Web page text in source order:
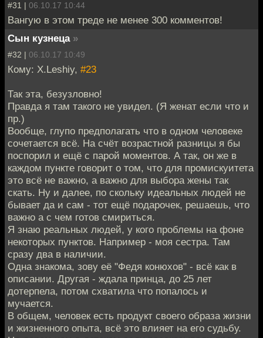
#31 | 06.10.17 10:44
Вангую в этом треде не менее 300 комментов!
Сын кузнеца »
#32 | 06.10.17 10:49
Кому: X.Leshiy, #23
Так эта, безузловно!
Правда я там такого не увидел. (Я женат если что и
пр.)
Вообще, глупо предполагать что в одном человеке
сочетается всё. На счёт возрастной разницы я бы
поспорил и ещё с парой моментов. А так, он же в
каждом пункте говорит о том, что для промискуитета
это всё не важно, а важно для выбора жены так
скать. Ну и далее, по скольку идеальных людей не
бывает да и сам - тот ещё подарочек, решаешь, что
важно а с чем готов смириться.
Я знаю реальных людей, у кого проблемы на фоне
некоторых пунктов. Например - моя сестра. Там
сразу два в наличии.
Одна знакома, зову её "Федя конюхов" - всё как в
описании. Другая - ждала принца, до 25 лет
дотерпела, потом схватила что попалось и
мучается.
В общем, человек есть продукт своего образа жизни
и жизненного опыта, всё это влияет на его судьбу.